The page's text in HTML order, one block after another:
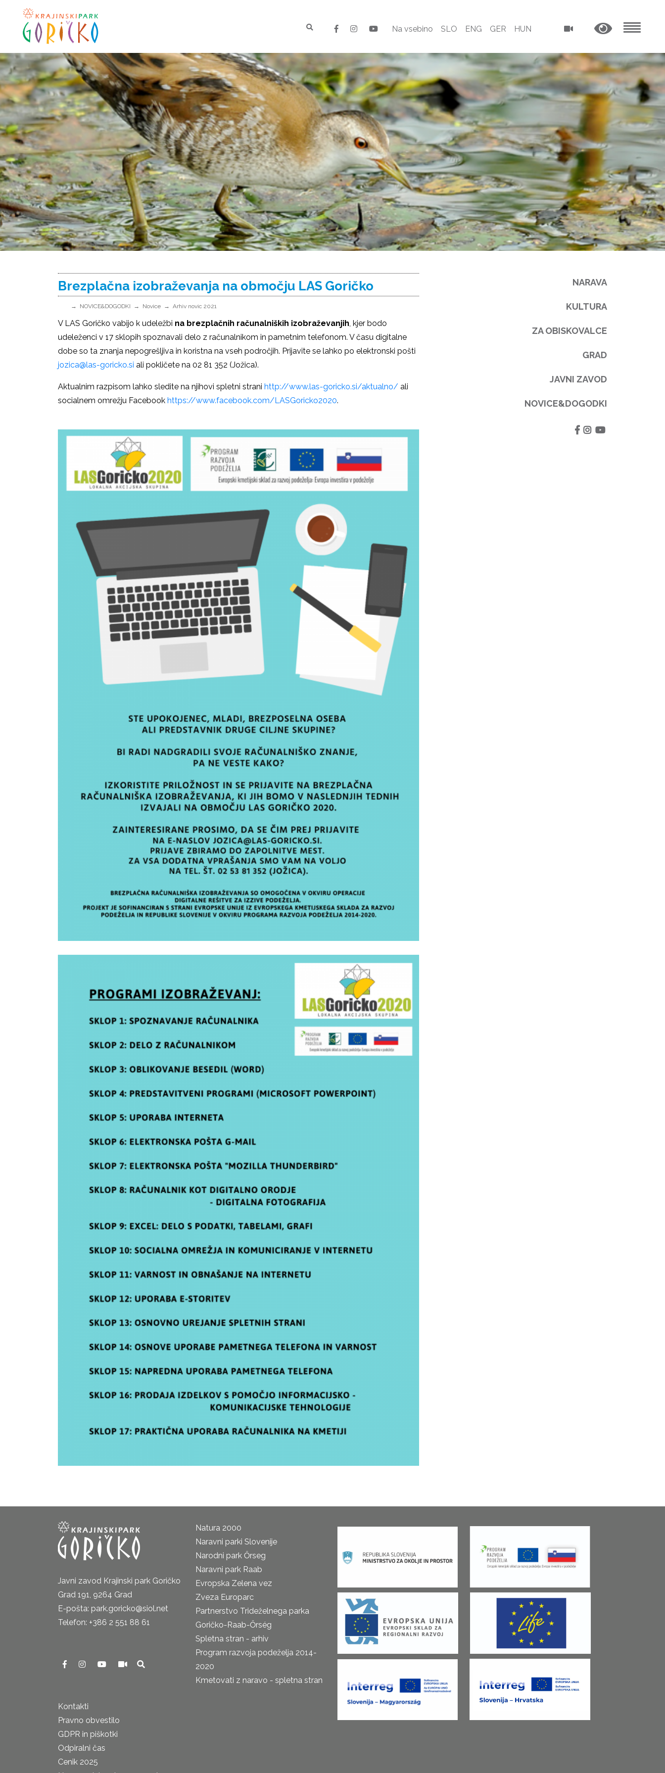
Na vsebino SLO ENG GER HUN
Brezplačna izobraževanja na območju LAS Goričko
NOVICE&DOGODKI Novice Arhiv novic 2021
V LAS Goričko vabijo k udeležbi na brezplačnih računalniških izobraževanjih, kjer bodo
udeleženci v 17 sklopih spoznavali delo z računalnikom in pametnim telefonom. V času digitalne
dobe so ta znanja nepogrešljiva in koristna na vseh področjih. Prijavite se lahko po elektronski pošti
jozica@las-goricko.si ali pokličete na 02 81 352 (Jožica).
Aktualnim razpisom lahko sledite na njihovi spletni strani http://www.las-goricko.si/aktualno/ ali
socialnem omrežju Facebook https://www.facebook.com/LASGoricko2020.
NARAVA
KULTURA
ZA OBISKOVALCE
GRAD
JAVNI ZAVOD
NOVICE&DOGODKI
Javni zavod Krajinski park Goričko
Grad 191, 9264 Grad
E-pošta: park.goricko@siol.net
Telefon: +386 2 551 88 61
Kontakti
Pravno obvestilo
GDPR in piškotki
Odpiralni čas
Cenik 2025
Natura 2000
Naravni parki Slovenije
Narodni park Őrseg
Naravni park Raab
Evropska Zelena vez
Zveza Europarc
Partnerstvo Trideželnega parka
Goričko-Raab-Őrség
Spletna stran - arhiv
Program razvoja podeželja 2014-
2020
Kmetovati z naravo - spletna stran